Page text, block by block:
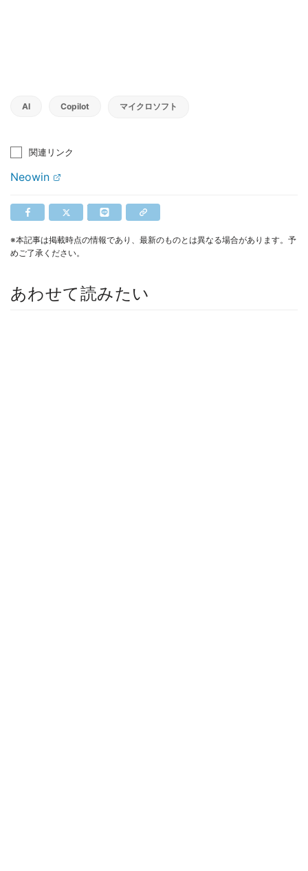
AI Copilot マイクロソフト
関連リンク
Neowin
※本記事は掲載時点の情報であり、最新のものとは異なる場合があります。予
めご了承ください。
あわせて読みたい